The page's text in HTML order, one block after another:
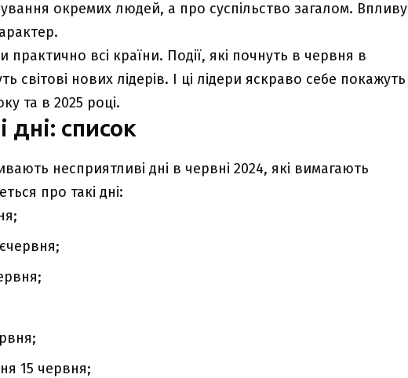
окремих людей, а про суспільство загалом. Впливу
практично всі країни. Події, які почнуть в червня в
світові нових лідерів. І ці лідери яскраво себе покажуть
та в 2025 році.
дні: список
несприятливі дні в червні 2024, які вимагають
про такі дні:
15 червня;